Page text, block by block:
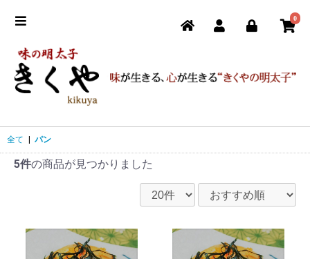
0
全て | パン
5件の商品が見つかりました